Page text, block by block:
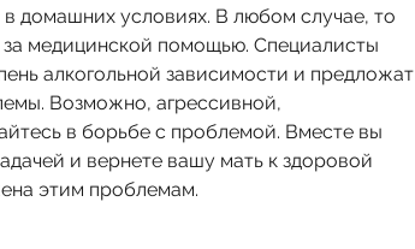
в домашних условиях. В любом случае, то
медицинской помощью. Специалисты
алкогольной зависимости и предложат
Возможно, агрессивной,
в борьбе с проблемой. Вместе вы
и вернете вашу мать к здоровой
этим проблемам.